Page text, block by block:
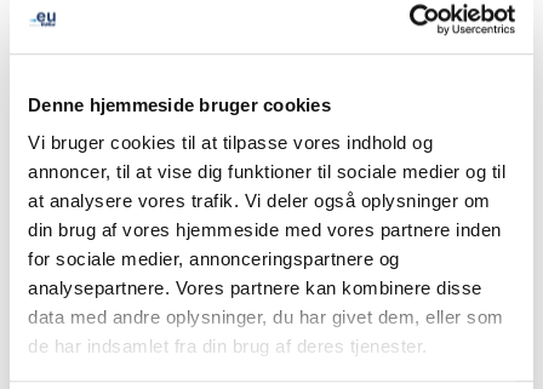
Denne hjemmeside bruger cookies
Vi bruger cookies til at tilpasse vores indhold og
annoncer, til at vise dig funktioner til sociale medier og til
at analysere vores trafik. Vi deler også oplysninger om
din brug af vores hjemmeside med vores partnere inden
for sociale medier, annonceringspartnere og
analysepartnere. Vores partnere kan kombinere disse
data med andre oplysninger, du har givet dem, eller som
de har indsamlet fra din brug af deres tjenester.
2020, to 3 684 984 at the end of Q4 2020, indicating a
3% increase, thanks to continuous efforts by our
accredited registrars to promote .eu via various
campaigns.
Main developments throughout the quarter included:
Presentation of the 2020 .eu Web Awards winners;
Second edition of .eu Live Talks with a presentation